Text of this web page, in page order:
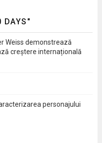
DAYS"
Weiss demonstrează
creștere internațională
personajului